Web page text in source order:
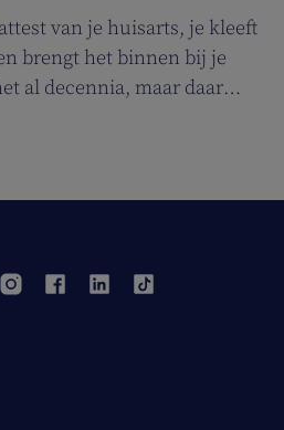
van je huisarts, je kleeft
brengt het binnen bij je
al decennia, maar daar